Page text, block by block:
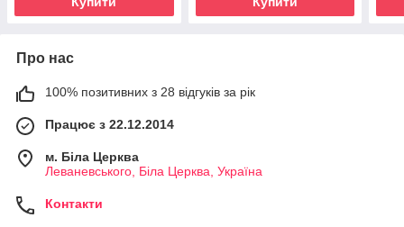
Про нас
100% позитивних з 28 відгуків за рік
Працює з 22.12.2014
м. Біла Церква
Леваневського, Біла Церква, Україна
Контакти